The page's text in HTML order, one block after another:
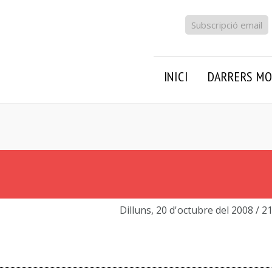
Subscripció email
INICI DARRERS
Dilluns, 20 d'octubre del 2008 /